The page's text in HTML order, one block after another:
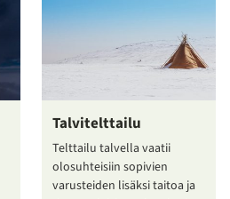
Talvitelttailu
Telttailu talvella vaatii
olosuhteisiin sopivien
varusteiden lisäksi taitoa ja